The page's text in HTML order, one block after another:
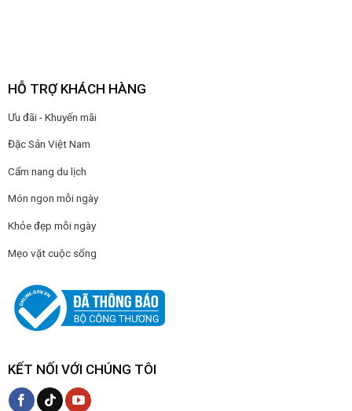
HỖ TRỢ KHÁCH HÀNG
Ưu đãi - Khuyến mãi
Đặc Sản Việt Nam
Cẩm nang du lịch
Món ngon mỗi ngày
Khỏe đẹp mỗi ngày
Mẹo vặt cuộc sống
KẾT NỐI VỚI CHÚNG TÔI